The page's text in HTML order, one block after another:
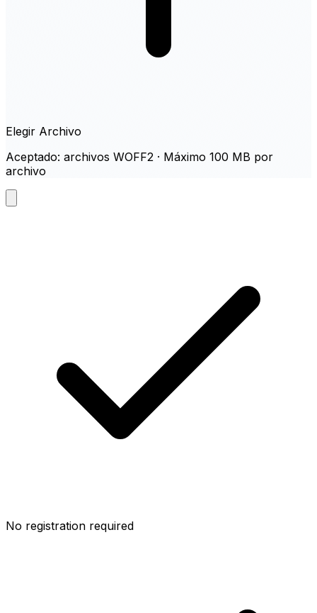
Elegir Archivo
Aceptado: archivos WOFF2 · Máximo 100 MB por
archivo
No registration required